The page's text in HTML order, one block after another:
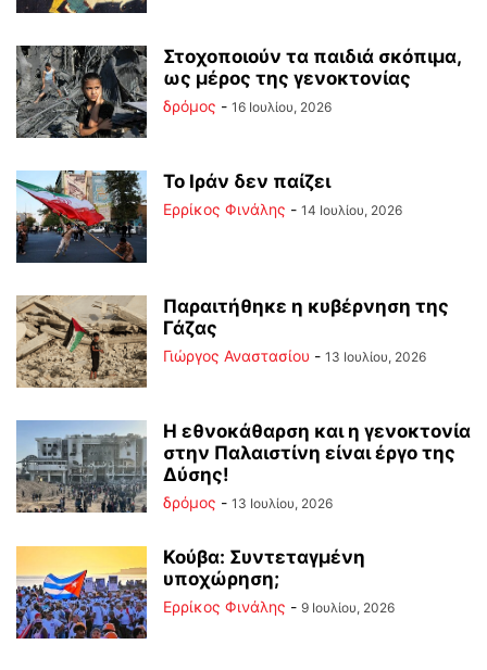
Στοχοποιούν τα παιδιά σκόπιμα,
ως μέρος της γενοκτονίας
δρόμος - 16 Ιουλίου, 2026
Το Ιράν δεν παίζει
Ερρίκος Φινάλης - 14 Ιουλίου, 2026
Παραιτήθηκε η κυβέρνηση της
Γάζας
Γιώργος Αναστασίου - 13 Ιουλίου, 2026
Η εθνοκάθαρση και η γενοκτονία
στην Παλαιστίνη είναι έργο της
Δύσης!
δρόμος - 13 Ιουλίου, 2026
Κούβα: Συντεταγμένη
υποχώρηση;
Ερρίκος Φινάλης - 9 Ιουλίου, 2026